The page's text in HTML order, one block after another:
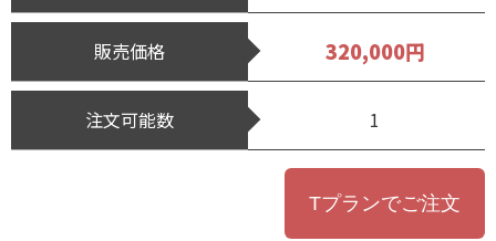
販売価格 320,000円
注文可能数 1